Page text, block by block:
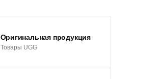
Оригинальная продукция
Товары UGG